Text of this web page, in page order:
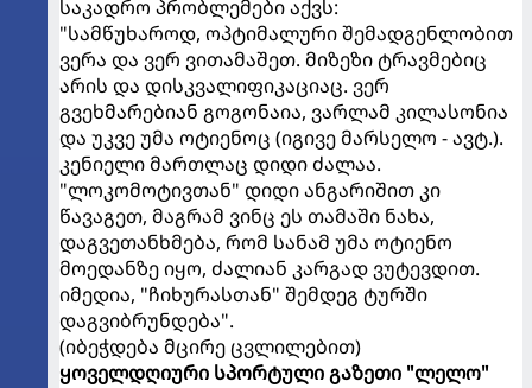
საკადრო პრობლემები აქვს:
"სამწუხაროდ, ოპტიმალური შემადგენლობით
ვერა და ვერ ვითამაშეთ. მიზეზი ტრავმებიც
არის და დისკვალიფიკაციაც. ვერ
გვეხმარებიან გოგონაია, ვარლამ კილასონია
და უკვე უმა ოტიენოც (იგივე მარსელო - ავტ.).
კენიელი მართლაც დიდი ძალაა.
"ლოკომოტივთან" დიდი ანგარიშით კი
წავაგეთ, მაგრამ ვინც ეს თამაში ნახა,
დაგვეთანხმება, რომ სანამ უმა ოტიენო
მოედანზე იყო, ძალიან კარგად ვუტევდით.
იმედია, "ჩიხურასთან" შემდეგ ტურში
დაგვიბრუნდება".
(იბეჭდება მცირე ცვლილებით)
ყოველდღიური სპორტული გაზეთი "ლელო"